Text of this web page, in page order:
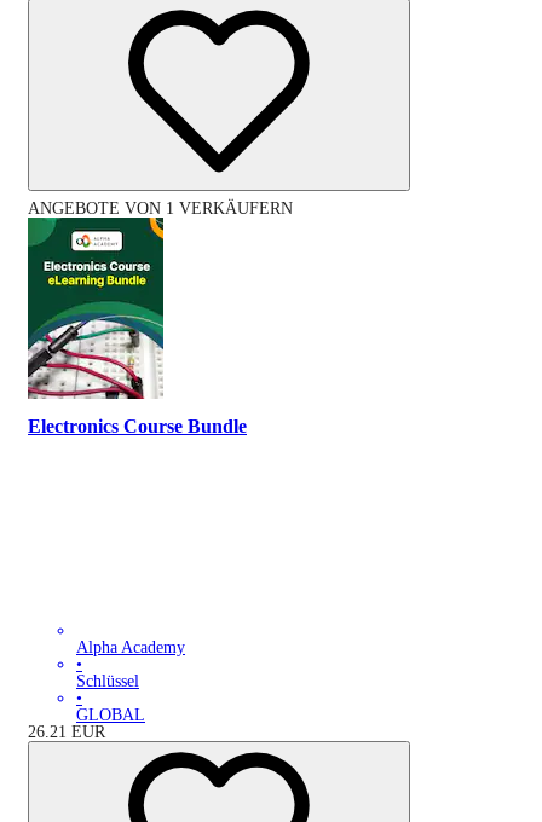
ANGEBOTE VON 1 VERKÄUFERN
Electronics Course Bundle
Alpha Academy
•
Schlüssel
•
GLOBAL
26.21 EUR